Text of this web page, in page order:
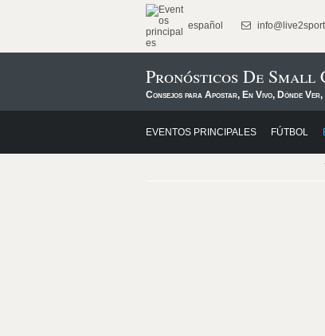
español
Pronósticos De Small
Consejos para Apostar, En Vivo, Dónde Ver,
EVENTOS PRINCIPALES FÚTBOL